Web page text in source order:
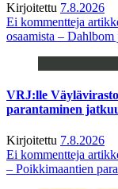
Kirjoitettu 7.8.2026
Ei kommentteja
osaamista – Dahlbom
VRJ:lle
parantaminen
Kirjoitettu 7.8.2026
Ei kommentteja
– Poikkimaantien